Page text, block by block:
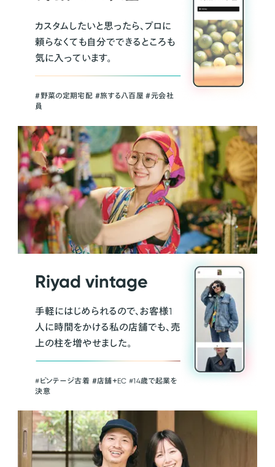
カスタムしたいと思ったら、プロに
頼らなくても自分でできるところも
気に入っています。
＃野菜の定期宅配 ＃旅する八百屋 ＃元会社
員
Riyad vintage
手軽にはじめられるので、お客様1
人に時間をかける私の店舗でも、売
上の柱を増やせました。
#ビンテージ古着 ＃店舗＋EC #14歳で起業を
決意